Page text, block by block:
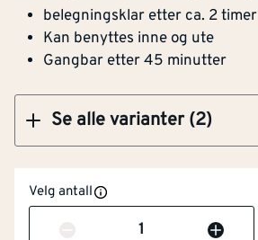
belegningsklar etter ca. 2 timer
Kan benyttes inne og ute
Gangbar etter 45 minutter
Se alle varianter (2)
Klikk og hent
Velg antall
Antall